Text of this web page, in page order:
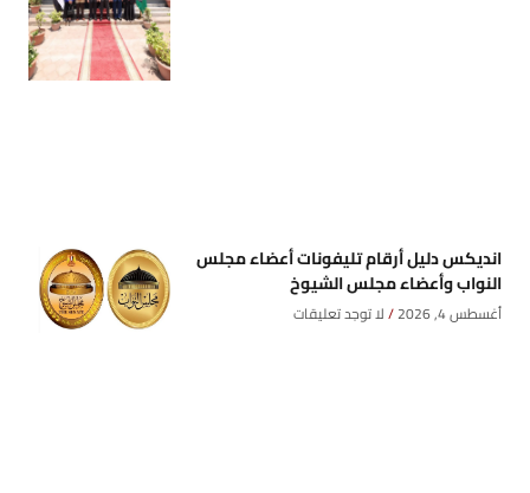
انديكس دليل أرقام تليفونات أعضاء مجلس
النواب وأعضاء مجلس الشيوخ
أغسطس 4, 2026 لا توجد تعليقات